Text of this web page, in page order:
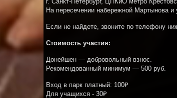
На пересечении набережной Мартынова
Если не найдете, звоните по телефону
Стоимость участия:
Донейшен — добровольный взнос.
Рекомендованный минимум — 500 руб.
Вход в парк платный: 100₽
Для учащихся - 30₽